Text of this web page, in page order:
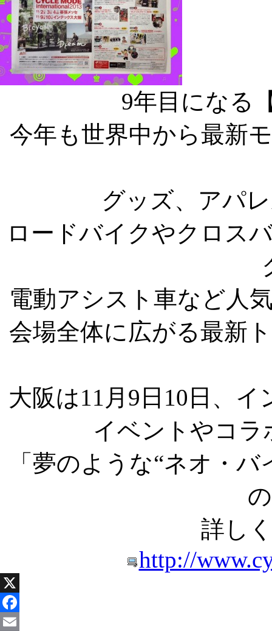
9年目になる
今年も世界中から最新
グッズ、アパ
ロードバイクやクロス
電動アシスト車など人
会場全体に広がる最新
大阪は11月9日10日、
イベントやコラ
「夢のような“ネオ・
詳し
http://
X
Facebook